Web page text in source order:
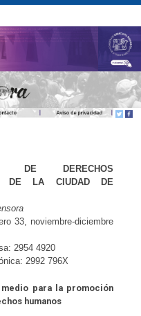
DE DERECHOS
DE LA CIUDAD DE
33, noviembre-diciembre
2954 4920
2992 796X
medio para la promoción
humanos